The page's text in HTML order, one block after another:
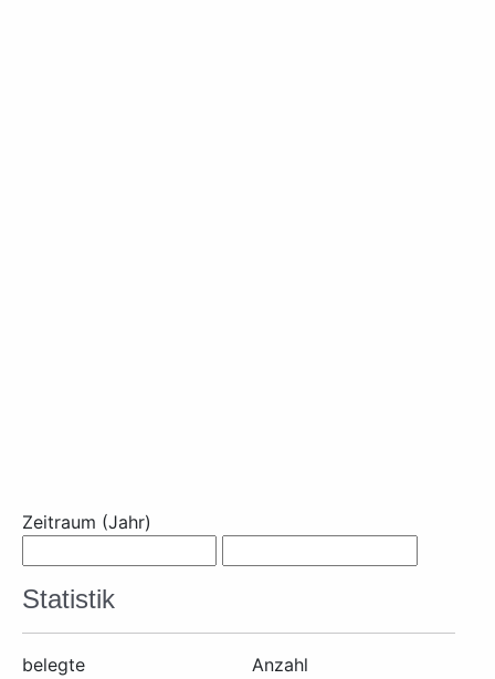
Zeitraum (Jahr)
Statistik
belegte
Anzahl